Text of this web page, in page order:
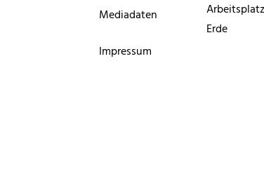
Mediadaten
Impressum
Erde